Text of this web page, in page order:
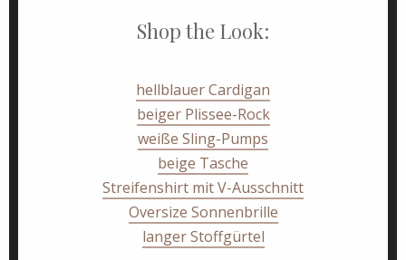
Shop the Look:
hellblauer Cardigan
beiger Plissee-Rock
weiße Sling-Pumps
beige Tasche
Streifenshirt mit V-Ausschnitt
Oversize Sonnenbrille
langer Stoffgürtel